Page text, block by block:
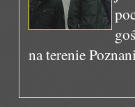
na terenie